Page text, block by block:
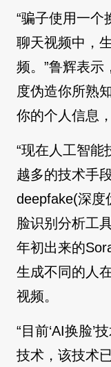
“骗子使用一个
聊天视频中，
频。”鲁辉表示
度伪造你所熟
你的个人信息
“现在人工智能
越多的技术手
deepfake(深度
脸识别分析工
年初出来的
生成不同的人
视频。
“目前‘AI换脸’
技术，该技术